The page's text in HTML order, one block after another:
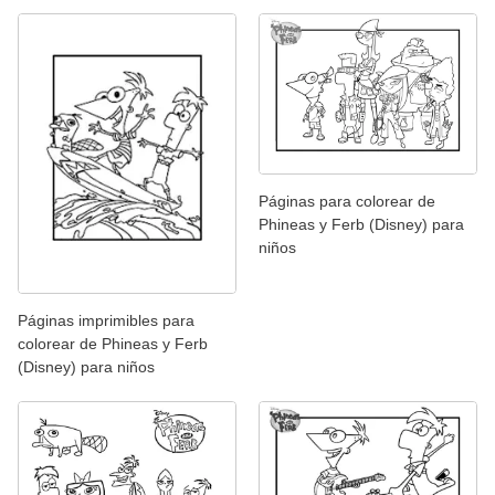
Páginas imprimibles para
colorear de Phineas y Ferb
(Disney) para niños
Páginas para colorear de
Phineas y Ferb (Disney) para
niños